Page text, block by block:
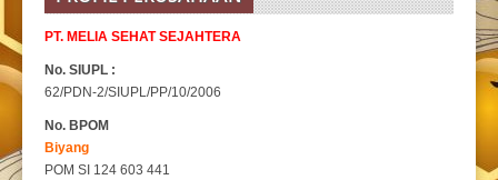
PT. MELIA SEHAT SEJAHTERA
No. SIUPL :
62/PDN-2/SIUPL/PP/10/2006
No. BPOM
Biyang
POM SI 124 603 441